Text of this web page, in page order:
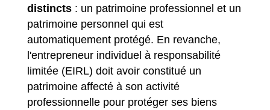
distincts : un patrimoine professionnel et un
patrimoine personnel qui est
automatiquement protégé. En revanche,
l'entrepreneur individuel à responsabilité
limitée (EIRL) doit avoir constitué un
patrimoine affecté à son activité
professionnelle pour protéger ses biens